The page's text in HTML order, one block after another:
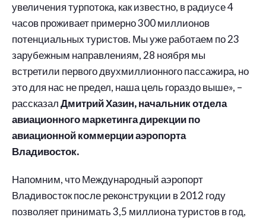
увеличения турпотока, как известно, в радиусе 4
часов проживает примерно 300 миллионов
потенциальных туристов. Мы уже работаем по 23
зарубежным направлениям, 28 ноября мы
встретили первого двухмиллионного пассажира, но
это для нас не предел, наша цель гораздо выше», –
рассказалДмитрий Хазин, начальник отдела
авиационного маркетинга дирекции по
авиационной коммерции аэропорта
Владивосток.
Напомним, что Международный аэропорт
Владивосток после реконструкции в 2012 году
позволяет принимать 3,5 миллиона туристов в год,